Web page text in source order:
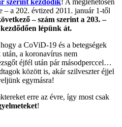
– a 202. évtized 2011. január 1-től
– szám szerint a 203. –
lépünk át.
a CoViD-19 és a betegségek
a koronavírus nem
éjfél után pár másodperccel…
között is, akár szilveszter éjjel
egymásra!
erre az évre, így most csak
!